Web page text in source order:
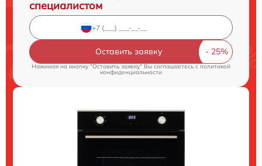
специалистом
Оставить заявку
Нажимая на кнопку "Оставить заявку" Вы соглашаетесь cполитикой
конфиденциальности